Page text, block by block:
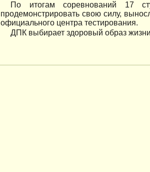
По итогам соревнований 17
продемонстрировать свою силу,
официального центра тестирования.
ДПК выбирает здоровый образ